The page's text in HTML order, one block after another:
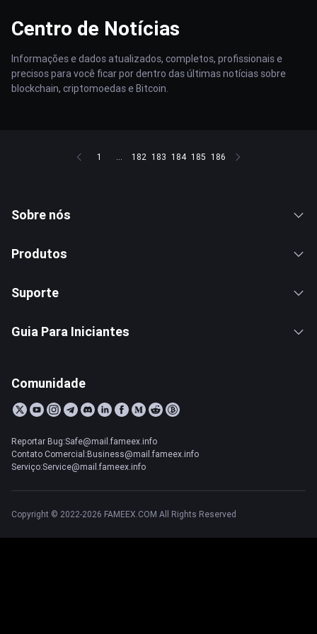
Centro de Notícias
Informações e dados atualizados, completos, profissionais e
precisos para você ficar por dentro das últimas notícias sobre
blockchain, criptomoedas e Bitcoin.
1 ... 182 183 184 185 186
Sobre nós
Produtos
Suporte
Guia Para Iniciantes
Comunidade
Reportar Bug:Safe@mail.fameex.info
Contato Comercial:Business@mail.fameex.info
Serviço:Service@mail.fameex.info
Copyright © 2022-2026 FAMEEX.COM All Rights Reserved